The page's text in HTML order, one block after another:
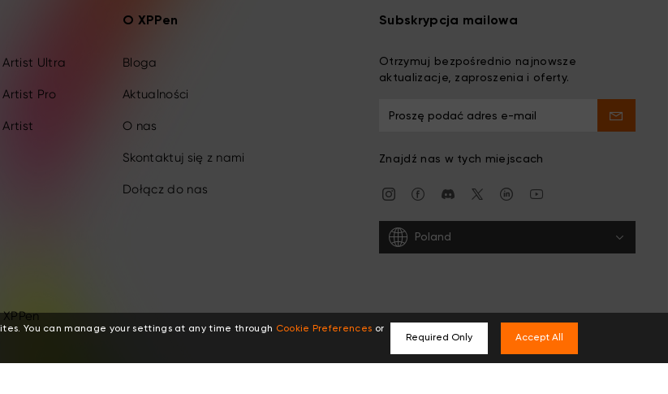
Ultra
Pro
O XPPen
Bloga
Aktualności
O nas
Skontaktuj się z nami
Dołącz do nas
Subskrypcja mailowa
Otrzymuj bezpośrednio najnowsze
aktualizacje, zaproszenia i oferty.
Znajdź nas w tych miejscach
Poland
You can manage your settings at any time through Cookie Preferences or
Required Only Accept All